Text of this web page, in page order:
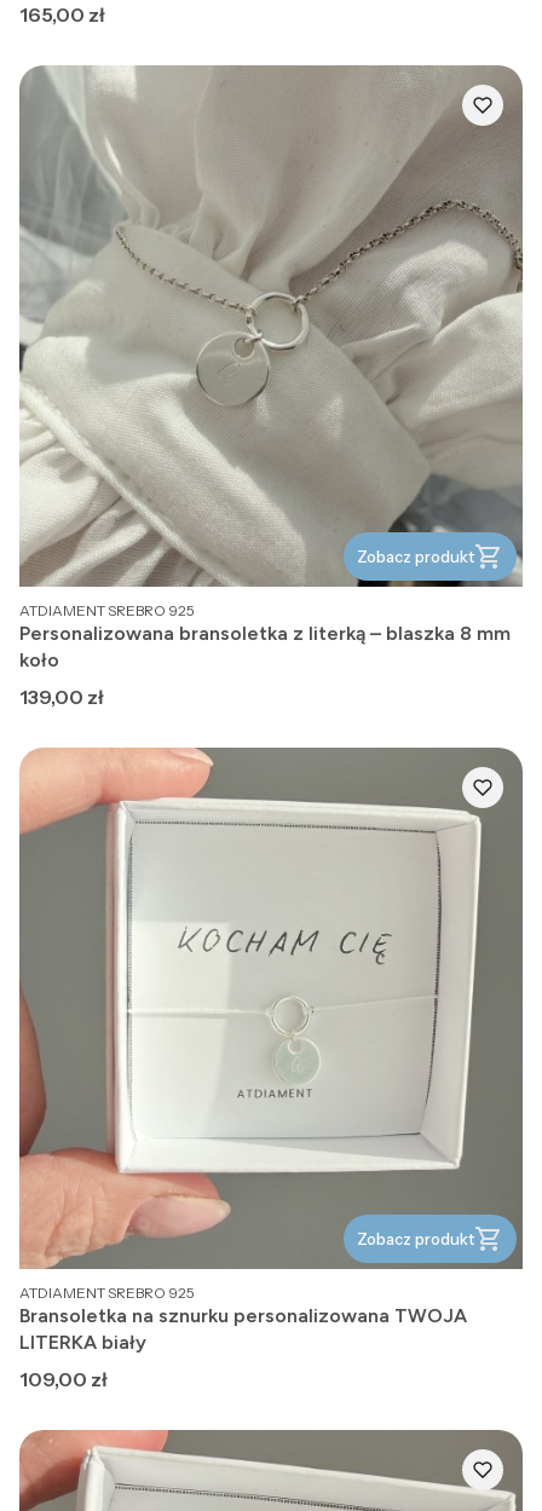
Cena
165,00 zł
Zobacz produkt
PRODUCENT
ATDIAMENT SREBRO 925
Personalizowana bransoletka z literką – blaszka 8 mm
koło
Cena
139,00 zł
Zobacz produkt
PRODUCENT
ATDIAMENT SREBRO 925
Bransoletka na sznurku personalizowana TWOJA
LITERKA biały
Cena
109,00 zł